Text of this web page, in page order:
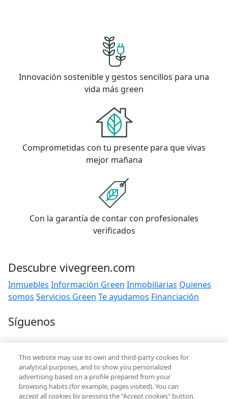
Innovación sostenible y gestos sencillos para una
vida más green
Comprometidas con tu presente para que vivas
mejor mañana
Con la garantía de contar con profesionales
verificados
Descubre vivegreen.com
Inmuebles Información Green Inmobiliarias Quienes
somos Servicios Green Te ayudamos Financiación
Síguenos
Contacto
hola@vivegreen.com
This website may use its own and third-party cookies for
analytical purposes, and to show you personalized
advertising based on a profile prepared from your
browsing habits (for example, pages visited). You can
accept all cookies by pressing the "Accept cookies" button,